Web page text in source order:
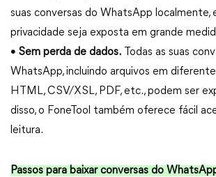
suas conversas do WhatsApp localmente,
privacidade seja exposta em grande
• Sem perda de dados. Todas as suas
WhatsApp, incluindo arquivos em
HTML, CSV/XSL, PDF, etc., podem ser
disso, o FoneTool também oferece fácil
leitura.
Passos para baixar conversas do